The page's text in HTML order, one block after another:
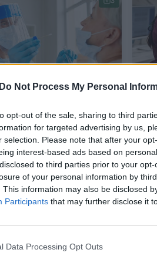
Do Not Process My Personal
opt-out of the sale, sharing to third
for targeted advertising by us,
selection. Please note that after your
interest-based ads based on
to third parties prior to your
of your personal information by
This information may also be disclosed
Participants that may further disclose it
Data Processing Opt Outs
paslaugą –
dėl
ištirti gali ir
2021-04-23
6